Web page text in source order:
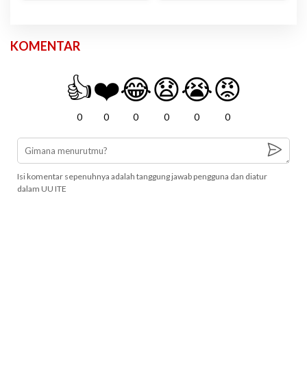
KOMENTAR
👍
0
❤️
0
😂
0
😧
0
😭
0
😡
0
Isi komentar sepenuhnya adalah tanggung jawab pengguna dan diatur
dalam UU ITE